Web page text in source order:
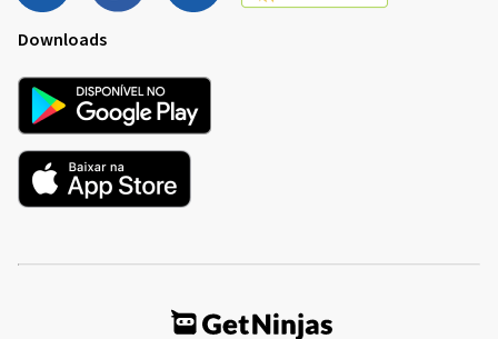
Downloads